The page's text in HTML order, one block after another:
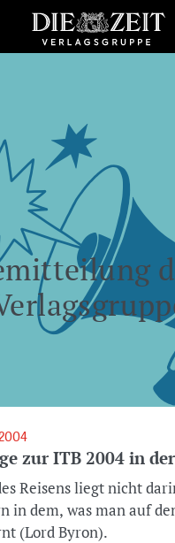
zur ITB 2004 in
Reisens liegt nicht
in dem, was man auf
(Lord Byron).